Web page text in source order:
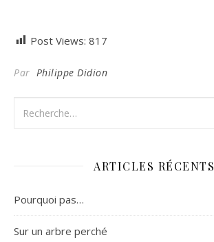
Post Views: 817
Par Philippe Didion
ARTICLES RÉCENTS
Pourquoi pas…
Sur un arbre perché